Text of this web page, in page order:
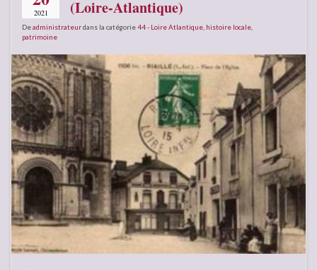
2021 (Loire-Atlantique)
Deadministrateurdans la catégorie44 - Loire Atlantique histoire locale
patrimoine